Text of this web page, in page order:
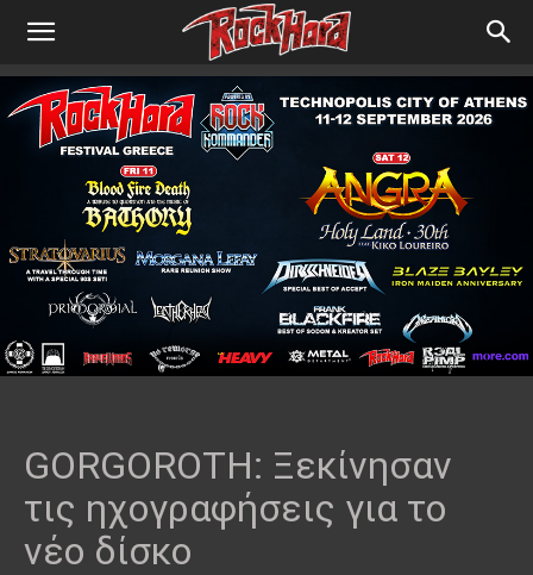
GORGOROTH: Ξεκίνησαν
τις ηχογραφήσεις για το
νέο δίσκο